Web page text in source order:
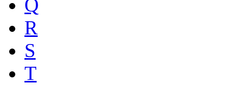
Q
R
S
T